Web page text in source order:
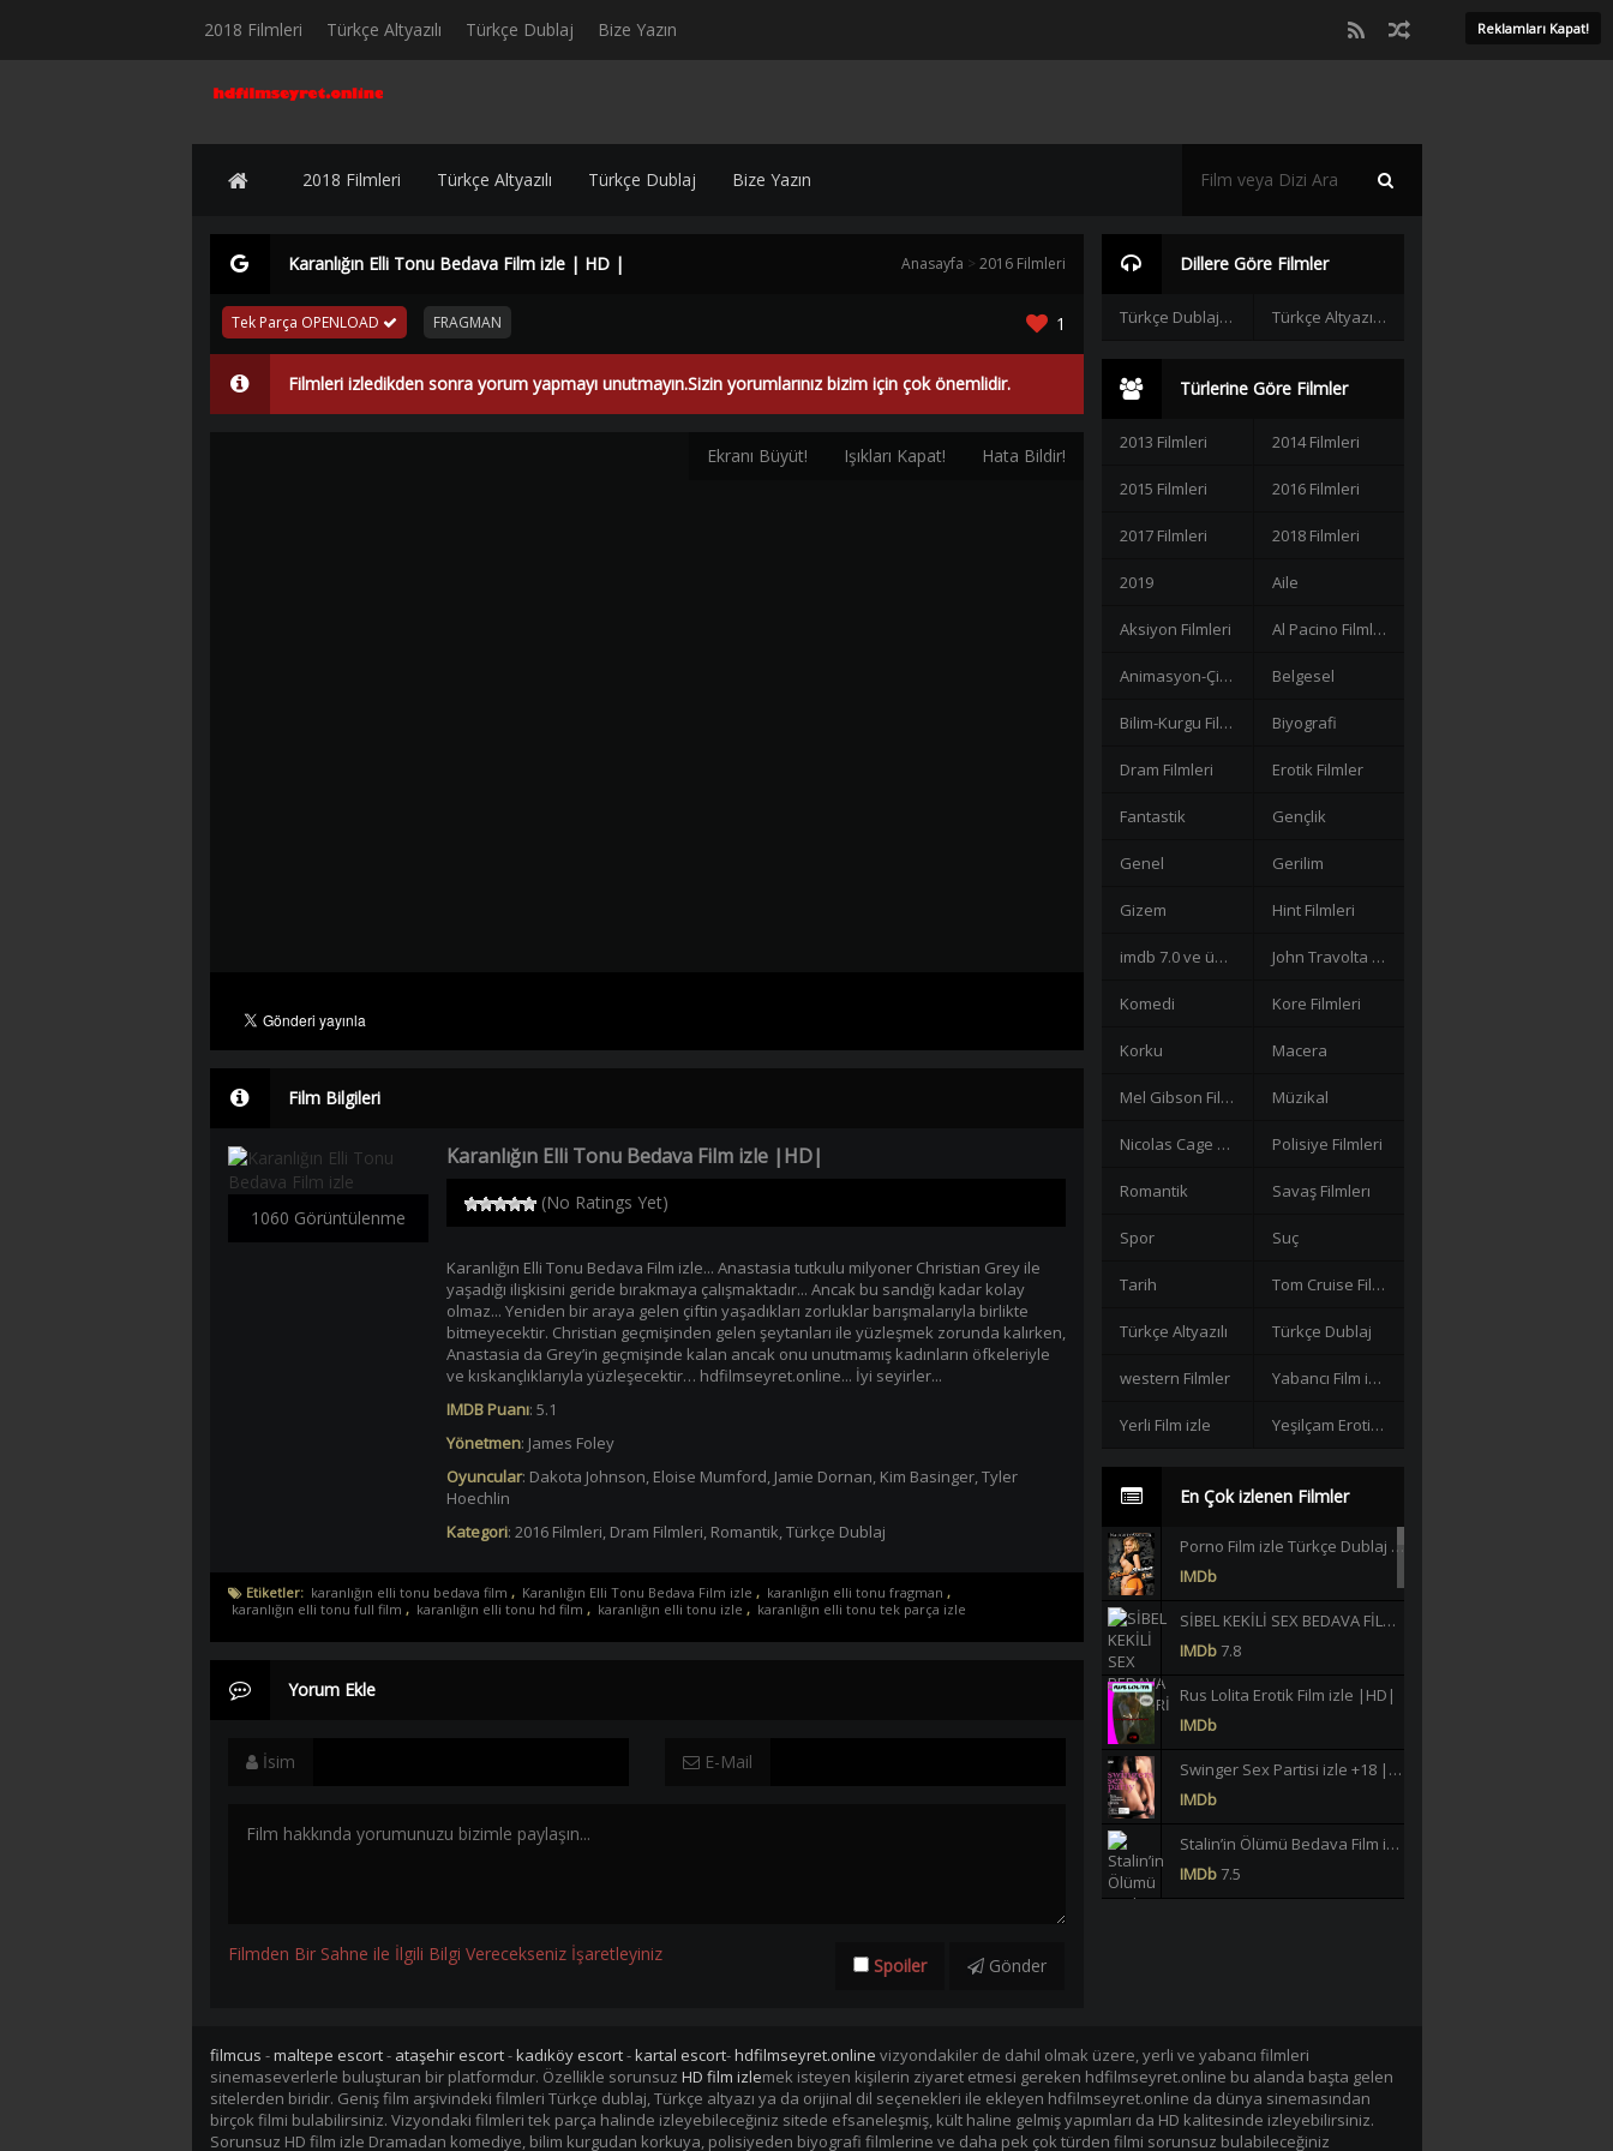
2018 Filmleri Türkçe Altyazılı Türkçe Dublaj Bize Yazın Reklamları Kapat!
2018 Filmleri Türkçe Altyazılı Türkçe Dublaj Bize Yazın
Karanlığın Elli Tonu Bedava Film izle | HD | Anasayfa > 2016 Filmleri
Tek Parça OPENLOAD FRAGMAN 1
Filmleri izledikden sonra yorum yapmayı unutmayın.Sizin yorumlarınız bizim için çok önemlidir.
Hata Bildir!
Işıkları Kapat!
Ekranı Büyüt!
Film Bilgileri
1060 Görüntülenme
Karanlığın Elli Tonu Bedava Film izle |HD|
(No Ratings Yet)
Karanlığın Elli Tonu Bedava Film izle... Anastasia tutkulu milyoner Christian Grey ile
yaşadığı ilişkisini geride bırakmaya çalışmaktadır... Ancak bu sandığı kadar kolay
olmaz... Yeniden bir araya gelen çiftin yaşadıkları zorluklar barışmalarıyla birlikte
bitmeyecektir. Christian geçmişinden gelen şeytanları ile yüzleşmek zorunda kalırken,
Anastasia da Grey’in geçmişinde kalan ancak onu unutmamış kadınların öfkeleriyle
ve kıskançlıklarıyla yüzleşecektir… hdfilmseyret.online... İyi seyirler...
IMDB Puanı: 5.1
Yönetmen: James Foley
Oyuncular: Dakota Johnson, Eloise Mumford, Jamie Dornan, Kim Basinger,Tyler
Hoechlin
Kategori: 2016 Filmleri, Dram Filmleri, Romantik,Türkçe Dublaj
Etiketler: karanlığın elli tonu bedava film , Karanlığın Elli Tonu Bedava Film izle , karanlığın elli tonu fragman ,
karanlığın elli tonu full film , karanlığın elli tonu hd film , karanlığın elli tonu izle , karanlığın elli tonu tek parça izle
Yorum Ekle
İsim E-Mail
Filmden Bir Sahne ile İlgili Bilgi Verecekseniz İşaretleyiniz
Spoiler Gönder
Dillere Göre Filmler
Türkçe Dublaj Filmler Türkçe Altyazılı Filmler
Türlerine Göre Filmler
2013 Filmleri 2014 Filmleri
2015 Filmleri 2016 Filmleri
2017 Filmleri 2018 Filmleri
2019 Aile
Aksiyon Filmleri Al Pacino Filmleri
Animasyon-Çizgi Filmler Belgesel
Bilim-Kurgu Filmleri Biyografi
Dram Filmleri Erotik Filmler
Fantastik Gençlik
Genel Gerilim
Gizem Hint Filmleri
imdb 7.0 ve üzeri filmler John Travolta Filmleri
Komedi Kore Filmleri
Korku Macera
Mel Gibson Filmleri Müzikal
Nicolas Cage Filmleri Polisiye Filmleri
Romantik Savaş Filmlerı
Spor Suç
Tarih Tom Cruise Filmleri izle
Türkçe Altyazılı Türkçe Dublaj
western Filmler Yabancı Film izle
Yerli Film izle Yeşilçam Erotik +18
En Çok izlenen Filmler
Porno Film izle Türkçe Dublaj +18 |HD|
IMDb
SİBEL KEKİLİ SEX BEDAVA FİLMLERİ İZLE |HD|
IMDb7.8
Rus Lolita Erotik Film izle |HD|
IMDb
Swinger Sex Partisi izle +18 |HD|
IMDb
Stalin’in Ölümü Bedava Film izle |HD|
IMDb7.5
IMDb
filmcus -maltepe escort- ataşehir escort-kadıköy escort-kartal escort-hdfilmseyret.online vizyondakiler de dahil olmak üzere, yerli ve yabancı filmleri
sinemaseverlerle buluşturan bir platformdur. Özellikle sorunsuz HD film izlemek isteyen kişilerin ziyaret etmesi gereken hdfilmseyret.online bu alanda başta gelen
sitelerden biridir. Geniş film arşivindeki filmleri Türkçe dublaj, Türkçe altyazı ya da orijinal dil seçenekleri ile ekleyen hdfilmseyret.online da dünya sinemasından
birçok filmi bulabilirsiniz. Vizyondaki filmleri tek parça halinde izleyebileceğiniz sitede efsaneleşmiş, kült haline gelmiş yapımları da HD kalitesinde izleyebilirsiniz.
Sorunsuz HD film izle Dramadan komediye, bilim kurgudan korkuya, polisiyeden biyografi filmlerine ve daha pek çok türden filmi sorunsuz bulabileceğiniz